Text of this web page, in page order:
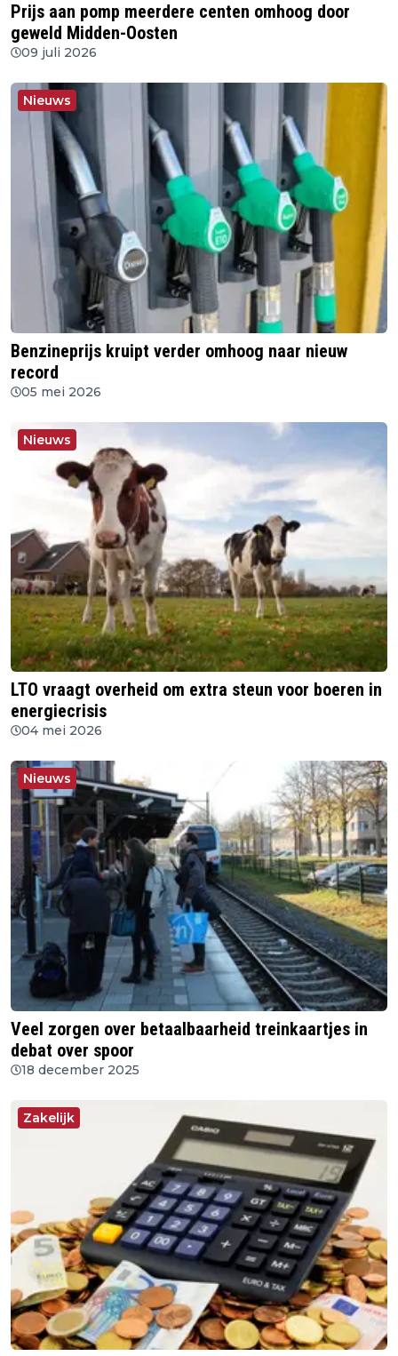
Prijs aan pomp meerdere centen omhoog door
geweld Midden-Oosten
09 juli 2026
Nieuws
Benzineprijs kruipt verder omhoog naar nieuw
record
05 mei 2026
Nieuws
LTO vraagt overheid om extra steun voor boeren in
energiecrisis
04 mei 2026
Nieuws
Veel zorgen over betaalbaarheid treinkaartjes in
debat over spoor
18 december 2025
Zakelijk